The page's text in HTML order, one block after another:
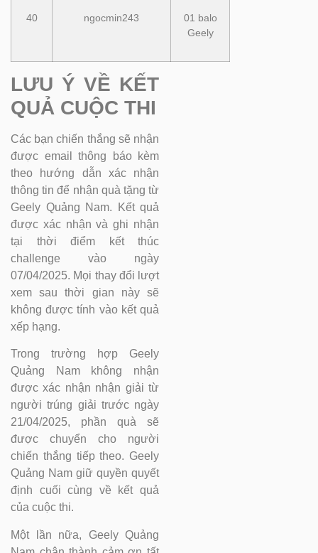
40 ngocmin243
01 balo
Geely
LƯU Ý VỀ KẾT
QUẢ CUỘC THI
Các bạn chiến thắng sẽ nhận
được email thông báo kèm
theo hướng dẫn xác nhận
thông tin để nhận quà tặng từ
Geely Quảng Nam. Kết quả
được xác nhận và ghi nhận
tại thời điểm kết thúc
challenge vào ngày
07/04/2025. Mọi thay đổi lượt
xem sau thời gian này sẽ
không được tính vào kết quả
xếp hạng.
Trong trường hợp Geely
Quảng Nam không nhận
được xác nhận nhận giải từ
người trúng giải trước ngày
21/04/2025, phần quà sẽ
được chuyển cho người
chiến thắng tiếp theo. Geely
Quảng Nam giữ quyền quyết
định cuối cùng về kết quả
của cuộc thi.
Một lần nữa, Geely Quảng